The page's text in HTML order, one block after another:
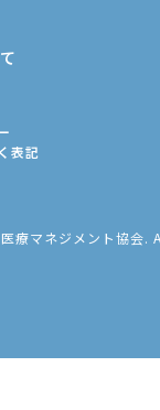
表記
療マネジメント協会.